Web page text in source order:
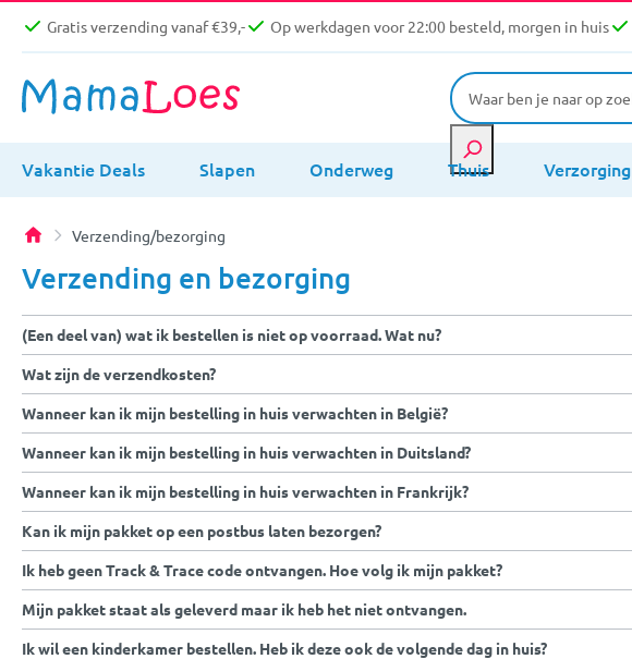
Gratis verzending vanaf €39,- Op werkdagen voor 22:00 besteld, morgen in huis
Vakantie Deals Slapen Onderweg Thuis Verzorging
Verzending/bezorging
Verzending en bezorging
(Een deel van) wat ik bestellen is niet op voorraad. Wat nu?
Wat zijn de verzendkosten?
Wanneer kan ik mijn bestelling in huis verwachten in België?
Wanneer kan ik mijn bestelling in huis verwachten in Duitsland?
Wanneer kan ik mijn bestelling in huis verwachten in Frankrijk?
Kan ik mijn pakket op een postbus laten bezorgen?
Ik heb geen Track & Trace code ontvangen. Hoe volg ik mijn pakket?
Mijn pakket staat als geleverd maar ik heb het niet ontvangen.
Ik wil een kinderkamer bestellen. Heb ik deze ook de volgende dag in huis?